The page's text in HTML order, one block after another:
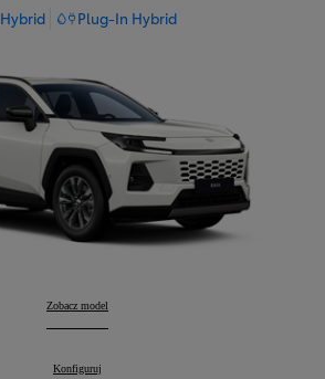
Hybrid Plug-In Hybrid
RAV4:
Zobacz model
RAV4:
Konfiguruj